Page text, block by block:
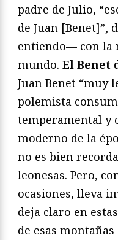
padre de Julio,
de Juan [Benet]”,
entiendo— con la
mundo. El Benet
Juan Benet “muy
polemista
temperamental y
moderno de la
no es bien
leonesas. Pero,
ocasiones, lleva
deja claro en
de esas